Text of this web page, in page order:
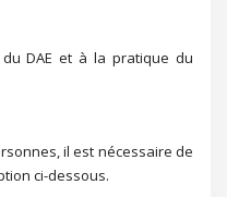
DAE et à la pratique du
il est nécessaire de
ci-dessous.